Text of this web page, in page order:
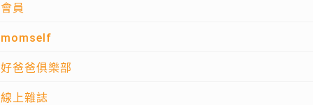
會員
momself
好爸爸俱樂部
線上雜誌